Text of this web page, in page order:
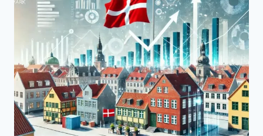
DET
FOR
ERHVERVSLIVET?